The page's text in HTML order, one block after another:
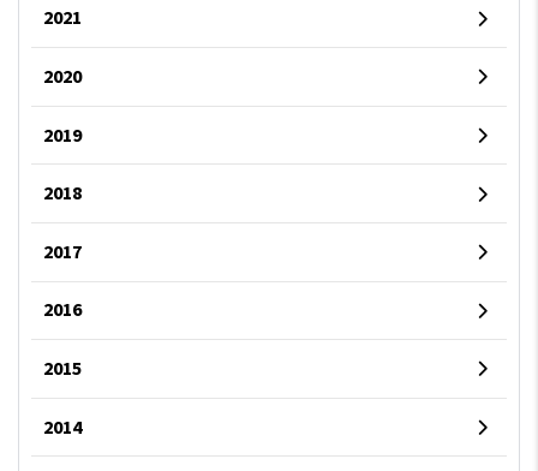
2021
2020
2019
2018
2017
2016
2015
2014